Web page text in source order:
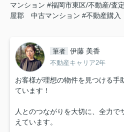
マンション #福岡市東区/不動産/査定
屋郡 中古マンション #不動産購入
筆者 伊藤 美香
不動産キャリア2年
お客様が理想の物件を見つける手
ています！
人とのつながりを大切に、全力で
えています。